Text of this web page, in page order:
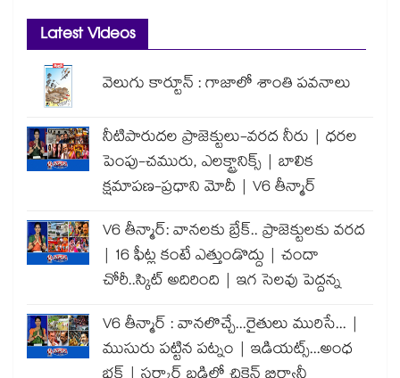
Latest Videos
వెలుగు కార్టూన్ : గాజాలో శాంతి పవనాలు
నీటిపారుదల ప్రాజెక్టులు-వరద నీరు | ధరల
పెంపు-చమురు, ఎలక్ట్రానిక్స్ | బాలిక
క్షమాపణ-ప్రధాని మోదీ | V6 తీన్మార్
V6 తీన్మార్: వానలకు బ్రేక్.. ప్రాజెక్టులకు వరద
| 16 ఫీట్ల కంటే ఎత్తుండొద్దు | చందా
చోరీ..స్కిట్ అదిరింది | ఇగ సెలవు పెద్దన్న
V6 తీన్మార్ : వానలొచ్చే...రైతులు మురిసే... |
ముసురు పట్టిన పట్నం | ఇడియట్స్...అంధ